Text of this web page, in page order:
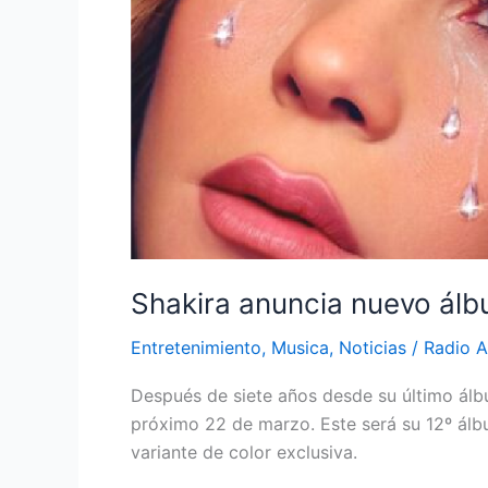
Shakira anuncia nuevo
Entretenimiento, Musica, Noticias / Radio
Después de siete años desde su último
próximo 22 de marzo. Este será su 12º
variante de color exclusiva.